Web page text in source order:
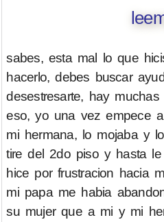
sabes, esta mal lo que
hacerlo, debes buscar
desestresarte, hay
eso, yo una vez empece
mi hermana, lo mojaba y
tire del 2do piso y hasta
hice por frustracion hacia
mi papa me habia
su mujer que a mi y mi